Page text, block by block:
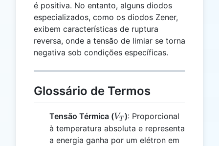
é positiva. No entanto, alguns diodos
especializados, como os diodos Zener,
exibem características de ruptura
reversa, onde a tensão de limiar se torna
negativa sob condições específicas.
Glossário de Termos
Tensão Térmica (V_T
VT ): Proporcional
à temperatura absoluta e representa
a energia ganha por um elétron em